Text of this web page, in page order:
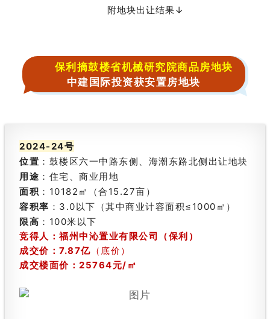
附地块出让结果↓
保利摘鼓楼省机械研究院商品房地块
中建国际投资获安置房地块
2024-24号
位置 ：鼓楼区六一中路东侧、海潮东路北侧出让地块
用途 ：住宅、商业用地
面积 ：10182㎡（合15.27亩）
容积率 ：3.0以下（其中商业计容面积≤1000㎡）
限高 ：100米以下
竞得人：福州中沁置业有限公司（保利）
成交价 ：7.87亿 （底价）
成交楼面价：25764元/㎡